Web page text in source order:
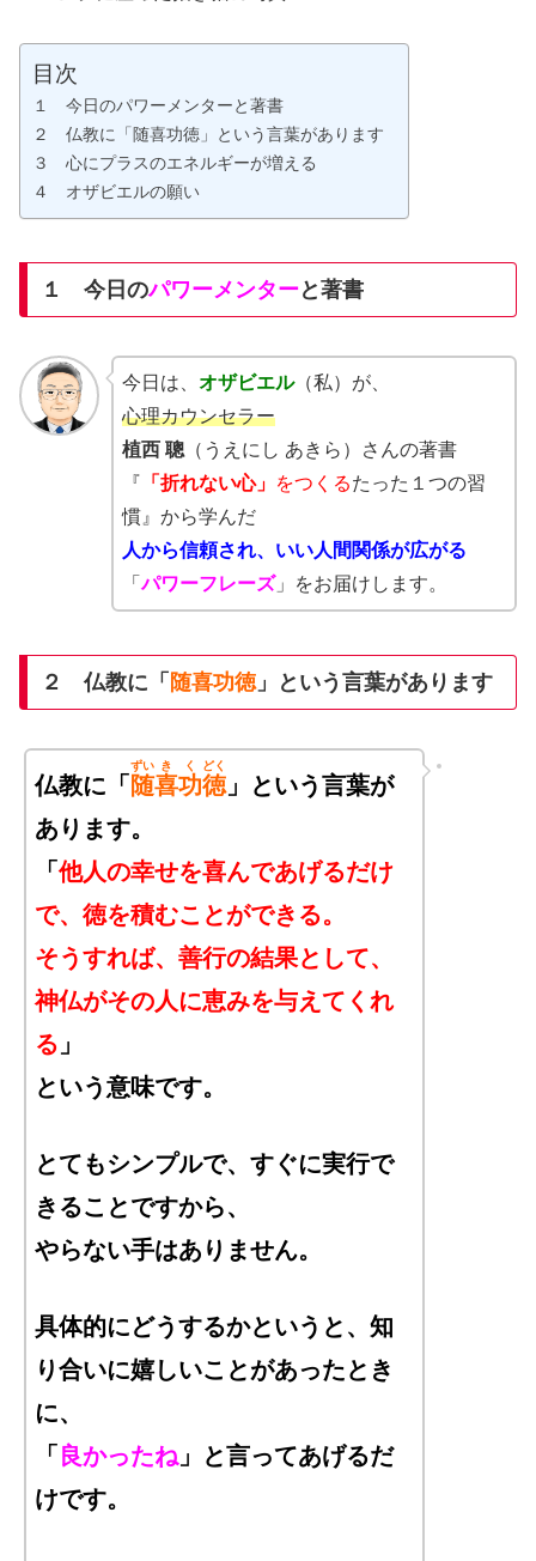
目次
１ 今日のパワーメンターと著書
２ 仏教に「随喜功徳」という言葉があります
３ 心にプラスのエネルギーが増える
４ オザビエルの願い
１ 今日のパワーメンターと著書
今日は、 オザビエル（私）が、
心理カウンセラー
植西 聰（うえにし あきら）さんの著書
『 「折れない心」 をつくるたった１つの習
慣』から学んだ
人から信頼され、いい人間関係が広がる
「パワーフレーズ」をお届けします。
２ 仏教に「 随喜功徳」という言葉があります
仏教に「 随
ずい
喜
き
功
く
徳
どく
」という言葉が
あります。
「 他人の幸せを喜んであげるだけ
で、徳を積むことができる。
そうすれば、善行の結果として、
神仏がその人に恵みを与えてくれ
る 」
という意味です。
とてもシンプルで、すぐに実行で
きることですから、
やらない手はありません。
具体的にどうするかというと、知
り合いに嬉しいことがあったとき
に、
「 良かったね 」と言ってあげるだ
けです。